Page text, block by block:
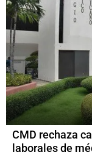
CMD rechaza
laborales de